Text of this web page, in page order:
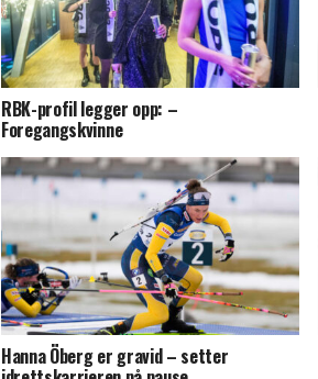
RBK-profil legger opp: –
Foregangskvinne
Hanna Öberg er gravid – setter